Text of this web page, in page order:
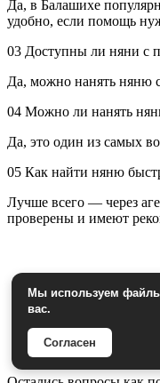
Да, в Балашихе
удобно, если помощь
03 Доступны ли няни с
Да, можно нанять няню
04 Можно ли нанять
Да, это один из самых
05 Как найти няню
Лучше всего — через
проверены и имеют
Мы используем
вас.
Согласен